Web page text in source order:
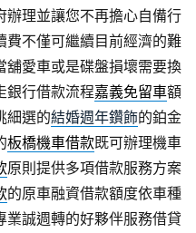
辦理並讓您不再擔心自備行
費不僅可繼續目前經濟的難
舖愛車或是碟盤損壞需要換
銀行借款流程嘉義免留車額
細選的結婚週年鑽飾的鉑金
板橋機車借款既可辦理機車
原則提供多項借款服務方案
的原車融資借款額度依車種
業誠週轉的好夥伴服務借貸